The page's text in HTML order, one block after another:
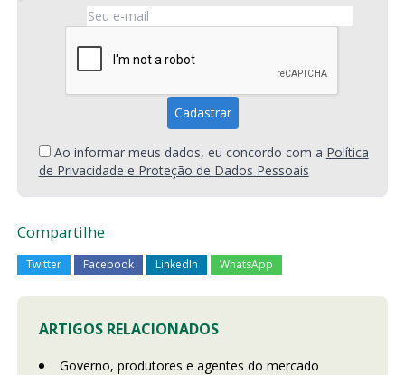
Ao informar meus dados, eu concordo com a Política
de Privacidade e Proteção de Dados Pessoais
Compartilhe
Twitter Facebook LinkedIn WhatsApp
ARTIGOS RELACIONADOS
Governo, produtores e agentes do mercado